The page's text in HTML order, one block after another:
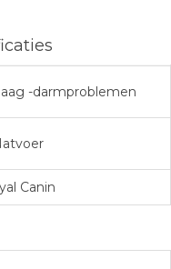
-darmproblemen
Canin